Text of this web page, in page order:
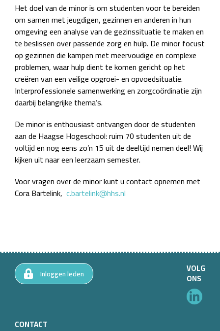
Het doel van de minor is om studenten voor te bereiden
om samen met jeugdigen, gezinnen en anderen in hun
omgeving een analyse van de gezinssituatie te maken en
te beslissen over passende zorg en hulp. De minor focust
op gezinnen die kampen met meervoudige en complexe
problemen, waar hulp dient te komen gericht op het
creëren van een veilige opgroei- en opvoedsituatie.
Interprofessionele samenwerking en zorgcoördinatie zijn
daarbij belangrijke thema’s.
De minor is enthousiast ontvangen door de studenten
aan de Haagse Hogeschool: ruim 70 studenten uit de
voltijd en nog eens zo’n 15 uit de deeltijd nemen deel! Wij
kijken uit naar een leerzaam semester.
Voor vragen over de minor kunt u contact opnemen met
Cora Bartelink, c.bartelink@hhs.nl
CONTACT
Inloggen leden VOLG
ONS